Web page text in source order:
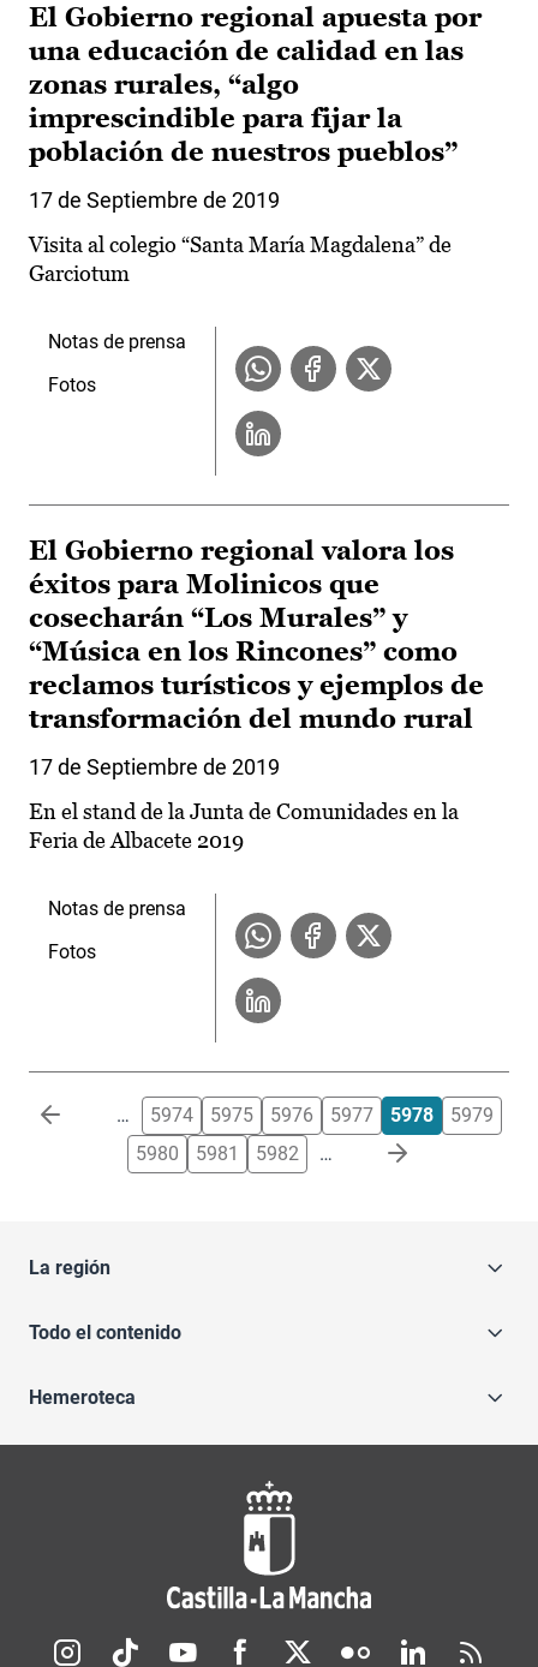
El Gobierno regional apuesta por
una educación de calidad en las
zonas rurales, “algo
imprescindible para fijar la
población de nuestros pueblos”
17 de Septiembre de 2019
Visita al colegio “Santa María Magdalena” de
Garciotum
Notas de prensa
Fotos
El Gobierno regional valora los
éxitos para Molinicos que
cosecharán “Los Murales” y
“Música en los Rincones” como
reclamos turísticos y ejemplos de
transformación del mundo rural
17 de Septiembre de 2019
En el stand de la Junta de Comunidades en la
Feria de Albacete 2019
Notas de prensa
Fotos
Paginación … 5974 5975 5976 5977 5978
5979
5980
5981 5982 …
La región
Todo el contenido
Hemeroteca
Redes sociales JCCM